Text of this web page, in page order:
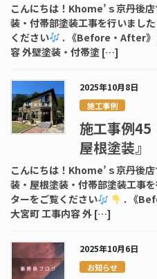
こんにちは！Khome’ｓ京丹後店
装・付帯部塗装工事を行いまし
ください
. 《Before・After》
容 外壁塗装・付帯塗 […]
2025年10月8日
施工事例
施工事例45
屋根塗装』
こんにちは！Khome’ｓ京丹後店
装・屋根塗装・付帯部塗装工事
ターをご覧ください
. 《
大宮町 工事内容 外 […]
2025年10月6日
お知らせ